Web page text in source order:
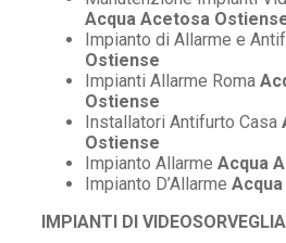
Acqua Acetosa
Impianto di Allarme e
Ostiense
Impianti Allarme Roma
Ostiense
Installatori Antifurto Casa
Ostiense
Impianto Allarme Acqua
Impianto D’Allarme
IMPIANTI DI